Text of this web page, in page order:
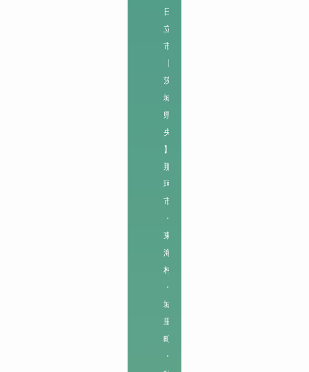
日
立
市
茨
城
県
央
】
那
珂
市
・
東
海
村
・
城
里
町
・